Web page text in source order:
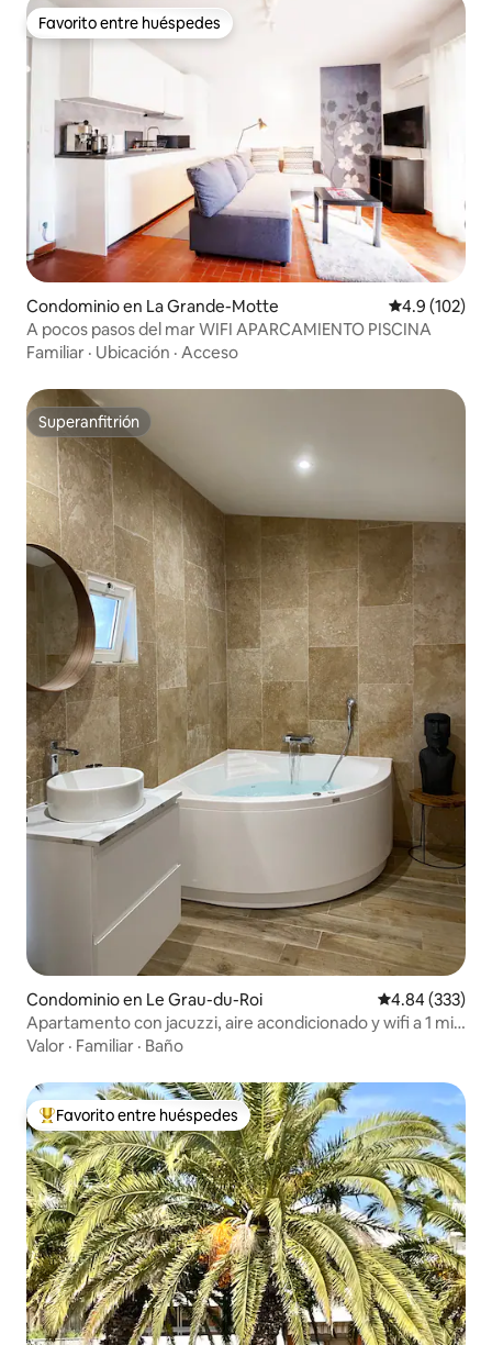
Favorito entre huéspedes
Favorito entre huéspedes
Condominio en La Grande-Motte Calificación
4.9 (102)
A pocos pasos del mar WIFI APARCAMIENTO PISCINA
Familiar · Ubicación · Acceso
Superanfitrión
Superanfitrión
Condominio en Le Grau-du-Roi Calificación
4.84 (333)
Apartamento con jacuzzi, aire acondicionado y wifi a 1 min
de las playas
Valor · Familiar · Baño
De los mejores en Favorito entre huéspedes
Favorito entre huéspedes